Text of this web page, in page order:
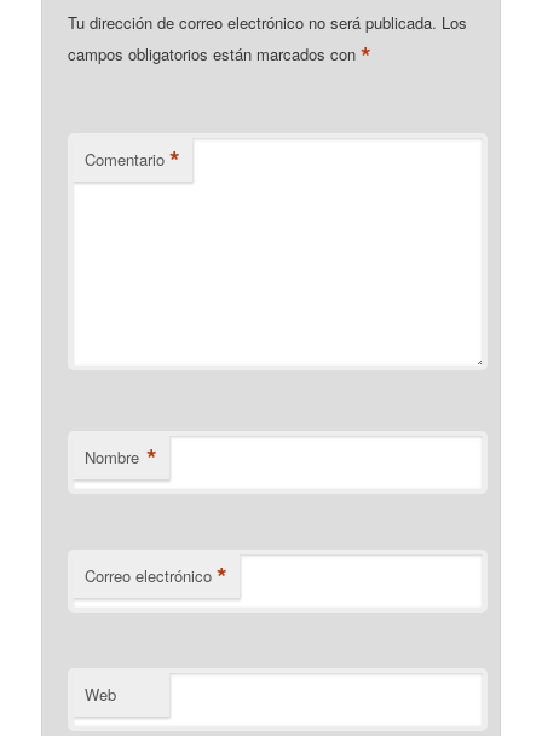
Tu dirección de correo electrónico no será publicada. Los
campos obligatorios están marcados con*
Comentario *
Nombre *
Correo electrónico *
Web